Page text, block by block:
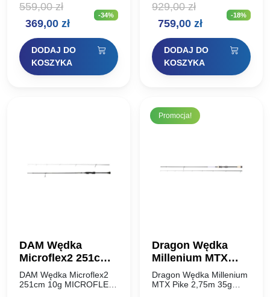
Pokrętło korbki: Rozmiary
dostarczane są z
litery I, rozmiary…
559,00zł
Pierwotna
cena
wynosiła:
559,00 zł.
369,00 złAktualna
cena
wynosi:
369,00 zł.
-34%
DODAJ DO
KOSZYKA
dostępna jest teraz w
jednym z najbardziej
lubianych kołowrotków
skuteczniejszy, jeszcze
ładniejszy. Nowy model
Caldia…
929,00zł
Pierwotna
cena
wynosiła:
929,00 zł.
759,00 złAktualna
cena
wynosi:
759,00 zł.
-18%
DODAJ DO
KOSZYKA
DAM Wędka
Microflex2 251cm
10g
DAM Wędka Microflex2
251cm 10g MICROFLEX
Promocja!
Dragon Wędka
Millenium MTX
Pike 2,75m 35g
Dragon Wędka Millenium
MTX Pike 2,75m 35g